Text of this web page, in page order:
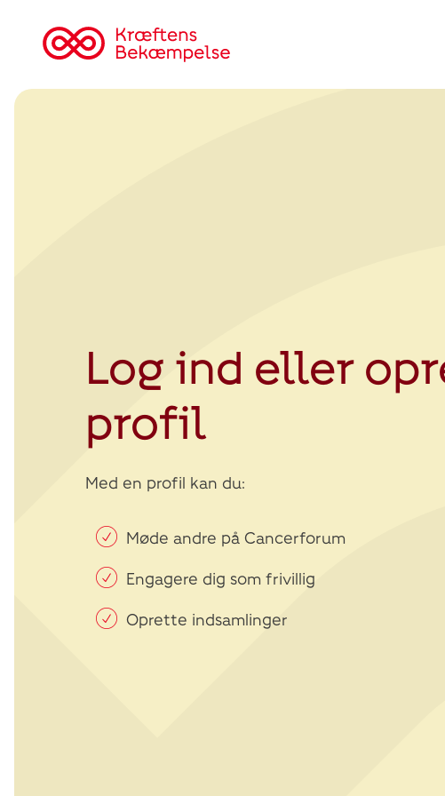
Tilbage
Kræftens
Log ind eller
profil
Med en profil kan du:
Møde andre på Cancerforum
Engagere dig som frivillig
Oprette indsamlinger